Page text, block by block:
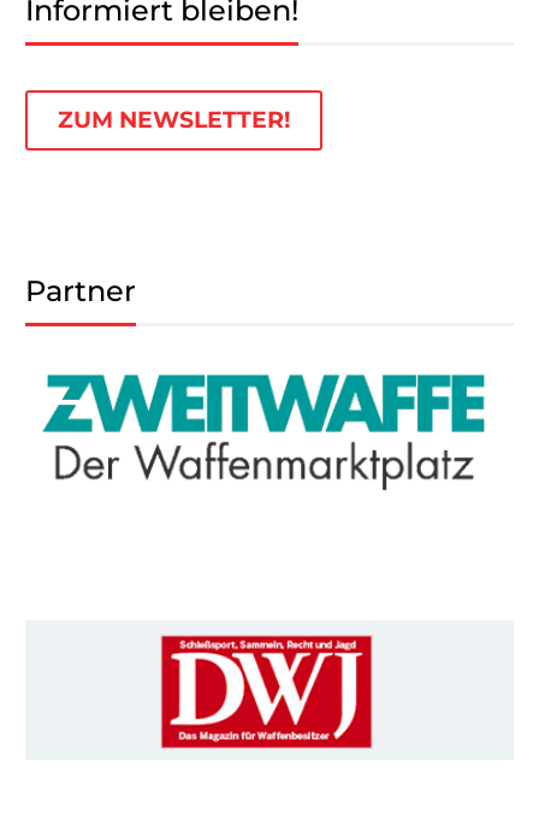
Informiert bleiben!
ZUM NEWSLETTER!
Partner